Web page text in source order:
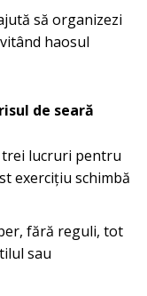
să organizezi
haosul
de seară
trei lucruri pentru
exercițiu schimbă
fără reguli, tot
sau